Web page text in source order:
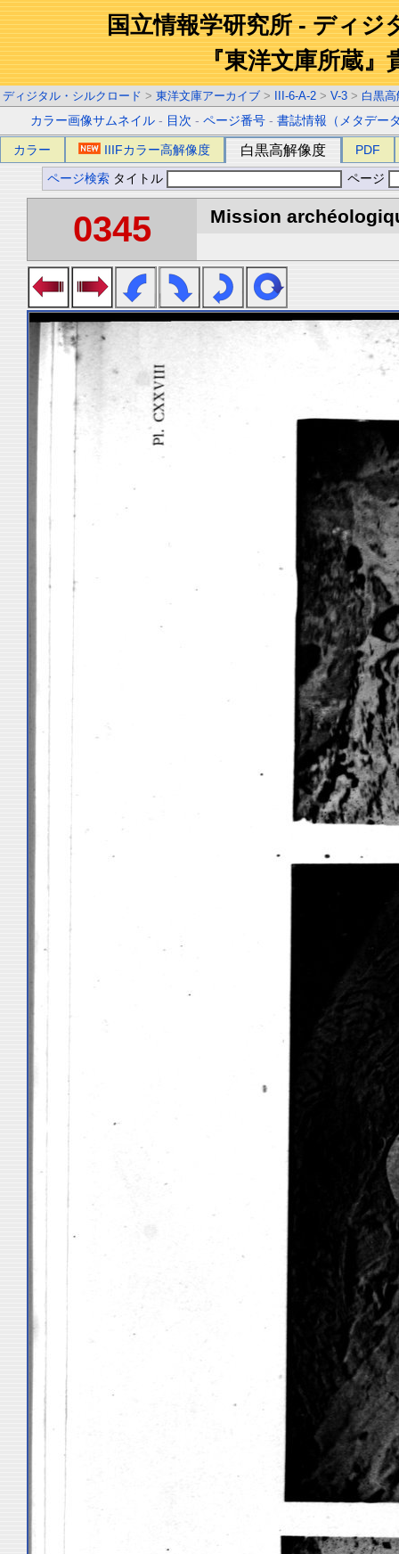
国立情報学研究所 - ディジ
『東洋文庫所蔵』
ディジタル・シルクロード > 東洋文庫アーカイブ > III-6-A-2 > V-3 > 白黒
カラー画像サムネイル - 目次 -ページ番号 -書誌情報（メタデー
カラー IIIFカラー高解像度 白黒高解像度 PDF
ページ検索 タイトル ページ
0345 Mission